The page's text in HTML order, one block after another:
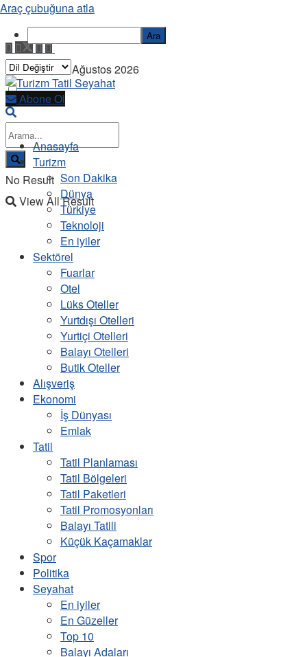
Pazartesi, 10 Ağustos 2026
No Result
View All Result
Abone Ol
Anasayfa
Turizm
Son Dakika
Dünya
Türkiye
Teknoloji
En iyiler
Sektörel
Fuarlar
Otel
Lüks Oteller
Yurtdışı Otelleri
Yurtiçi Otelleri
Balayı Otelleri
Butik Oteller
Alışveriş
Ekonomi
İş Dünyası
Emlak
Tatil
Tatil Planlaması
Tatil Bölgeleri
Tatil Paketleri
Tatil Promosyonları
Balayı Tatili
Küçük Kaçamaklar
Spor
Politika
Seyahat
En iyiler
En Güzeller
Top 10
Balayı Adaları
Araç çubuğuna atla
Ara